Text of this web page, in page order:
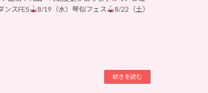
ンスFES 8/19（水）琴似フェス
8/22（土）
続きを読む